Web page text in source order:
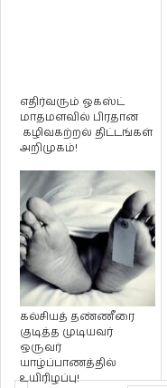
எதிர்வரும் ஓகஸ்ட்
மாதமளவில் பிரதான
கழிவகற்றல் திட்டங்கள்
அறிமுகம்!
கல்சியத் தண்ணீரை
குடித்த முடியவர்
ஒருவர்
யாழ்ப்பாணத்தில்
உயிரிழப்பு!